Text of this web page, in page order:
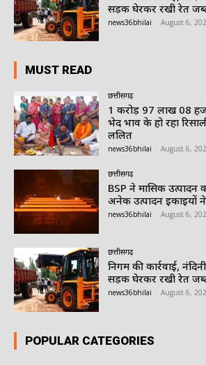
सड़क घेरकर रखी रेत
news36bhilai August 6,
MUST READ
छत्तीसगढ़
1 करोड़ 97 लाख 08
भेद भाव के हो रहा
ललित
news36bhilai August 6,
छत्तीसगढ़
BSP ने मासिक उत्पादन
अनेक उत्पादन इकाइयों ने
news36bhilai August 6,
छत्तीसगढ़
निगम की कार्रवाई,
सड़क घेरकर रखी रेत
news36bhilai August 6,
POPULAR CATEGORIES